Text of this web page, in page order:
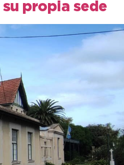
propia sede